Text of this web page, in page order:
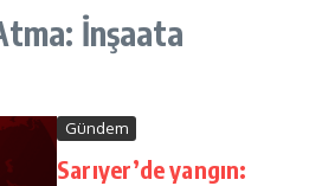
İnşaata
Gündem
Sarıyer’de yangın: